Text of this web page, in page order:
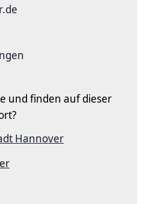
und finden auf dieser
Hannover